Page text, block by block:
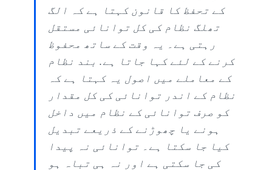
کے تحفظ کا قانون کہتا ہے کہ الگ
تھلگ نظام کی کل توانائی مستقل
رہتی ہے۔ یہ وقت کے ساتھ محفوظ
کرنے کے لئے کہا جاتا ہے. بند نظام
کے معاملے میں اصول یہ کہتا ہے کہ
نظام کے اندر توانائی کی کل مقدار
کو صرف توانائی کے نظام میں داخل
ہونے یا چھوڑنے کے ذریعے تبدیل
کیا جا سکتا ہے۔ توانائی نہ پیدا
کی جا سکتی ہے اور نہ ہی تباہ ہو